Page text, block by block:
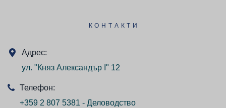
КОНТАКТИ
Адрес:
ул. "Княз Александър I" 12
Телефон:
+359 2 807 5381 - Деловодство